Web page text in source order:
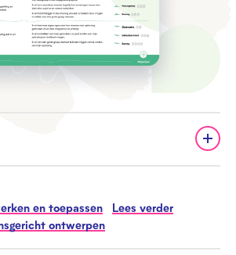
en toepassen
Lees verder
ontwerpen